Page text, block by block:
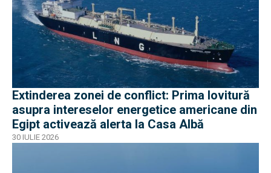
Extinderea zonei de conflict: Prima lovitură
asupra intereselor energetice americane din
Egipt activează alerta la Casa Albă
30 IULIE 2026